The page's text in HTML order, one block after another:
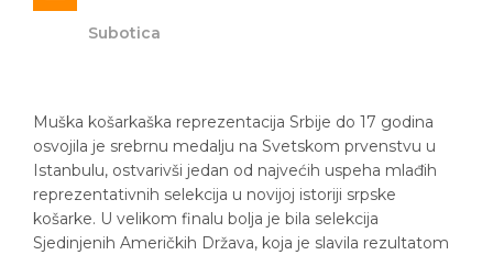
Subotica
Muška košarkaška reprezentacija Srbije do 17 godina
osvojila je srebrnu medalju na Svetskom prvenstvu u
Istanbulu, ostvarivši jedan od najvećih uspeha mlađih
reprezentativnih selekcija u novijoj istoriji srpske
košarke. U velikom finalu bolja je bila selekcija
Sjedinjenih Američkih Država, koja je slavila rezultatom